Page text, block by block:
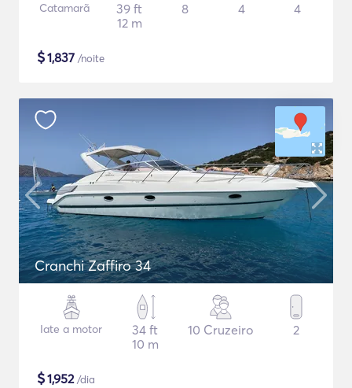
Catamarã
39 ft
12 m
8 4 4
$1,837 /noite
Cranchi Zaffiro 34
Iate a motor
34 ft
10 m
10 Cruzeiro 2
$1,952/dia